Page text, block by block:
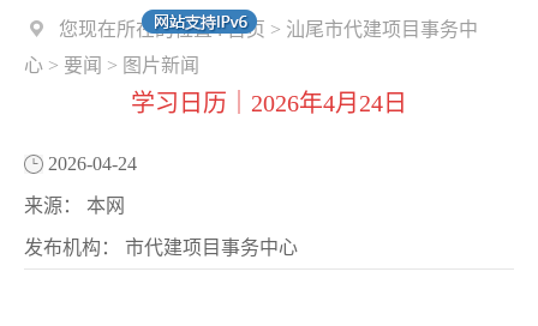
您现在所在的位置 :首页 > 汕尾市代建项目事务中
心 > 要闻 > 图片新闻
学习日历｜2026年4月24日
2026-04-24
来源： 本网
发布机构： 市代建项目事务中心